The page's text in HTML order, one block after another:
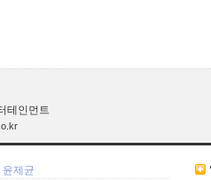
테인먼트
윤제균